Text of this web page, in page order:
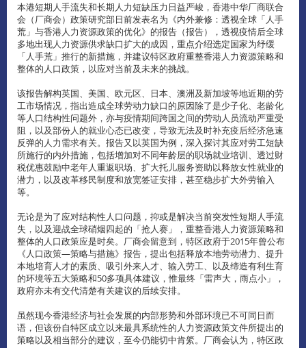
本港短期人手流失和长期人力短缺压力日益严峻，香港中华厂商联合
会（厂商会）政策研究部日前发表名为《内外兼修：透视全球「人手
荒」与香港人力资源政策的优化》的报告（报告），透视疫情后全球
多地出现人力资源供求缺口扩大的成因，重点介绍选定国家为纾缓
「人手荒」推行的新措施，并建议特区政府重整香港人力资源策略和
整体的人口政策，以应对当前及未来的挑战。
该报告解构英国、美国、欧元区、日本、澳洲及新加坡等地近期的劳
工市场情况，指出造成全球劳动力缺口的原因除了是少子化、老龄化
等人口结构性问题外，亦与疫情期间跨国之间的劳动人员流动严重受
阻，以及部份人的就业心态已改变，导致无法及时补充疫后经济急速
反弹的人力需求有关。报告又以英国为例，深入探讨其应对劳工短缺
所施行的内外措施，包括增加对不同年龄层的职场就业培训、透过财
税优惠鼓励中老年人重返职场、扩大托儿服务资助以释放女性就业的
潜力，以及改革移民制度和放宽签证安排，甚至稳步扩大外劳输入
等。
无论是为了应对结构性人口问题，抑或是解决当前突发性短期人手流
失，以及迎战全球硝烟四起的「抢人赛」，重整香港人力资源策略和
整体的人口政策应是时矣。厂商会留意到，特区政府于2015年曾公布
《人口政策—策略与措施》报告，提出包括释放本地劳动潜力、提升
本地培育人才的素质、吸引外来人才、输入劳工、以及缔造有利生育
的环境等五大策略和50多项具体建议，惟最终「雷声大，雨点小」，
政府亦未有交代清楚有关建议的后续安排。
虽然现今香港经济与社会发展的内部形势和外部环境已不可同日而
语，但该份自特区成立以来最具系统性的人力资源政策文件所提出的
策略以及相当部分的建议，至今仍能切中肯綮。厂商会认为，特区政